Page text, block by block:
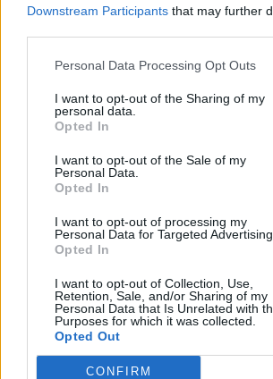
Downstream Participants that may further
Personal Data Processing Opt Outs
I want to opt-out of the Sharing of my
personal data.
Opted In
I want to opt-out of the Sale of my
Personal Data.
Opted In
I want to opt-out of processing my
Personal Data for Targeted Advertising.
Opted In
I want to opt-out of Collection, Use,
Retention, Sale, and/or Sharing of my
Personal Data that Is Unrelated with
Purposes for which it was collected.
Opted Out
CONFIRM
Commenti
Accedioregistratiper
articolo.
di VareseNews.it, che rimane autonoma e
commenti non sono testi giornalistici, ma post inviati
possono essere automaticamente pubblicati senza
che includano uno o più link a siti esterni verranno